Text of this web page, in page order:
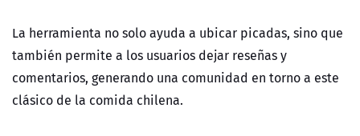
La herramienta no solo ayuda a ubicar picadas, sino que
también permite a los usuarios dejar reseñas y
comentarios, generando una comunidad en torno a este
clásico de la comida chilena.